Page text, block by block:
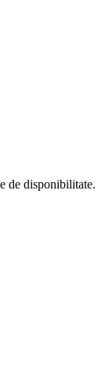
de disponibilitate.